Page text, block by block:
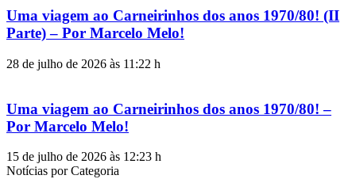
Uma viagem ao Carneirinhos dos anos 1970/80! (II
Parte) – Por Marcelo Melo!
28 de julho de 2026 às 11:22 h
Uma viagem ao Carneirinhos dos anos 1970/80! –
Por Marcelo Melo!
15 de julho de 2026 às 12:23 h
Notícias por Categoria